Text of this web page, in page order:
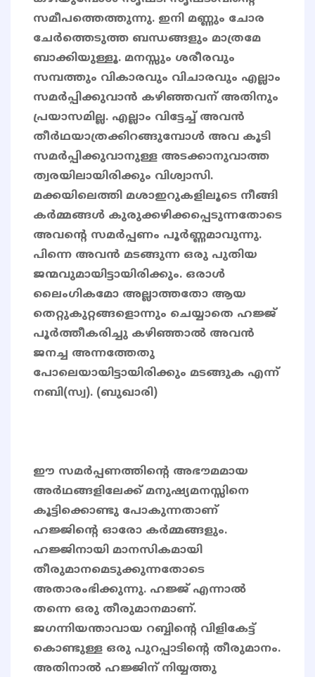
സമീപത്തെത്തുന്നു. ഇനി മണ്ണും ചോര
ചേർത്തെടുത്ത ബന്ധങ്ങളും മാത്രമേ
ബാക്കിയുള്ളൂ. മനസ്സും ശരീരവും
സമ്പത്തും വികാരവും വിചാരവും എല്ലാം
സമർപ്പിക്കുവാൻ കഴിഞ്ഞവന് അതിനും
പ്രയാസമില്ല. എല്ലാം വിട്ടേച്ച് അവൻ
തീർഥയാത്രക്കിറങ്ങുമ്പോൾ അവ കൂടി
സമർപ്പിക്കുവാനുള്ള അടക്കാനുവാത്ത
ത്വരയിലായിരിക്കും വിശ്വാസി.
മക്കയിലെത്തി മശാഇറുകളിലൂടെ നീങ്ങി
കർമ്മങ്ങൾ കുരുക്കഴിക്കപ്പെടുന്നതോടെ
അവന്റെ സമർപ്പണം പൂർണ്ണമാവുന്നു.
പിന്നെ അവൻ മടങ്ങുന്ന ഒരു പുതിയ
ജന്മവുമായിട്ടായിരിക്കും. ഒരാൾ
ലൈംഗികമോ അല്ലാത്തതോ ആയ
തെറ്റുകുറ്റങ്ങളൊന്നും ചെയ്യാതെ ഹജ്ജ്
പൂർത്തീകരിച്ചു കഴിഞ്ഞാൽ അവൻ
ജനച്ച അന്നത്തേതു
പോലെയായിട്ടായിരിക്കും മടങ്ങുക എന്ന്
നബി(സ്വ). (ബുഖാരി)
ഈ സമർപ്പണത്തിന്റെ അഭൗമമായ
അർഥങ്ങളിലേക്ക് മനുഷ്യമനസ്സിനെ
കൂട്ടിക്കൊണ്ടു പോകുന്നതാണ്
ഹജ്ജിന്റെ ഓരോ കർമ്മങ്ങളും.
ഹജ്ജിനായി മാനസികമായി
തീരുമാനമെടുക്കുന്നതോടെ
അതാരംഭിക്കുന്നു. ഹജ്ജ് എന്നാൽ
തന്നെ ഒരു തീരുമാനമാണ്.
ജഗന്നിയന്താവായ റബ്ബിന്‍റെ വിളികേട്ട്
കൊണ്ടുള്ള ഒരു പുറപ്പാടിന്റെ തീരുമാനം.
അതിനാൽ ഹജ്ജിന് നിയ്യത്തു